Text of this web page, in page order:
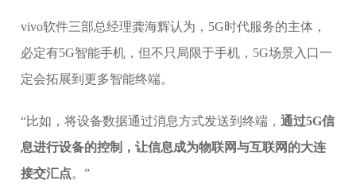
vivo软件三部总经理龚海辉认为，5G时代服务的主体，
必定有5G智能手机，但不只局限于手机，5G场景入口一
定会拓展到更多智能终端。
“比如，将设备数据通过消息方式发送到终端，通过5G信
息进行设备的控制，让信息成为物联网与互联网的大连
接交汇点。”